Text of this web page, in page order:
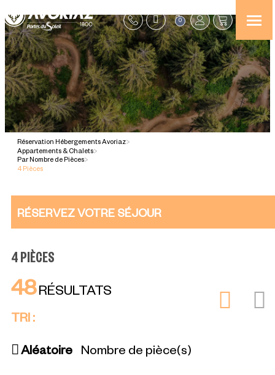
0
Réservation Hébergements Avoriaz>
Appartements & Chalets>
Par Nombre de Pièces>
4 Pièces
RÉSERVEZ VOTRE SÉJOUR
4 PIÈCES
48RÉSULTATS
TRI :
Aléatoire Nombre de pièce(s)